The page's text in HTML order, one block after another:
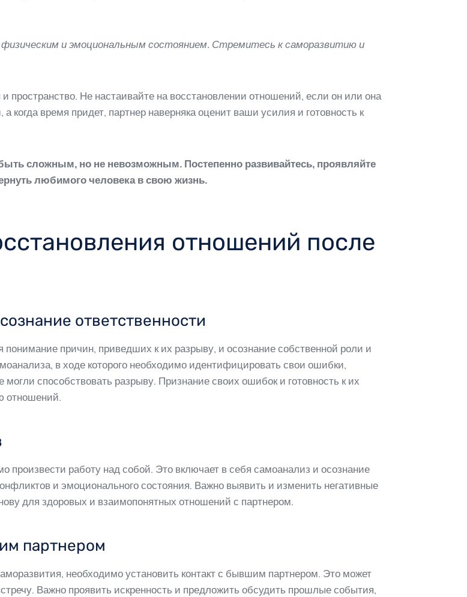
и эмоциональным состоянием. Стремитесь к саморазвитию и
пространство. Не настаивайте на восстановлении отношений, если он или она
когда время придет, партнер наверняка оценит ваши усилия и готовность к
сложным, но не невозможным. Постепенно развивайтесь, проявляйте
любимого человека в свою жизнь.
отношений после
ответственности
причин, приведших к их разрыву, и осознание собственной роли и
в ходе которого необходимо идентифицировать свои ошибки,
способствовать разрыву. Признание своих ошибок и готовность к их
отношений.
работу над собой. Это включает в себя самоанализ и осознание
и эмоционального состояния. Важно выявить и изменить негативные
для здоровых и взаимопонятных отношений с партнером.
партнером
необходимо установить контакт с бывшим партнером. Это может
Важно проявить искренность и предложить обсудить прошлые события,